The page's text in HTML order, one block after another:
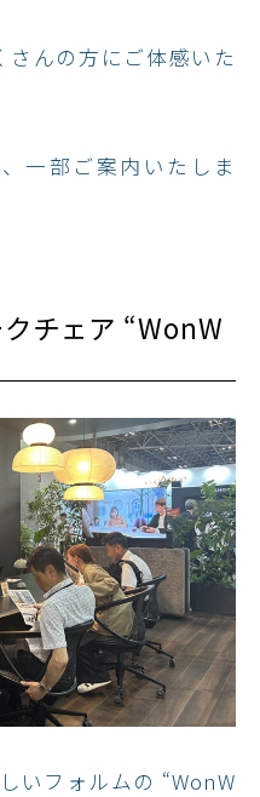
んの方にご体感いた
一部ご案内いたしま
チェア​ “WonW
いフォルムの “WonW